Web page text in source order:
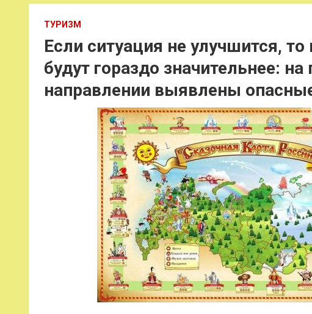
ТУРИЗМ
Если ситуация не улучшится,
будут гораздо значительнее:
направлении выявлены